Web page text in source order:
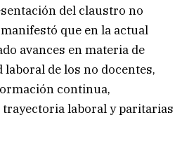
del claustro no
que en la actual
avances en materia de
de los no docentes,
continua,
laboral y paritarias